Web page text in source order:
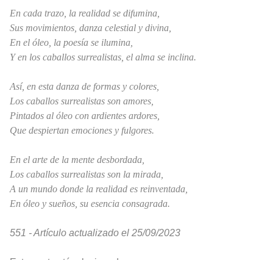
En cada trazo, la realidad se difumina,
Sus movimientos, danza celestial y divina,
En el óleo, la poesía se ilumina,
Y en los caballos surrealistas, el alma se inclina.
Así, en esta danza de formas y colores,
Los caballos surrealistas son amores,
Pintados al óleo con ardientes ardores,
Que despiertan emociones y fulgores.
En el arte de la mente desbordada,
Los caballos surrealistas son la mirada,
A un mundo donde la realidad es reinventada,
En óleo y sueños, su esencia consagrada.
551 - Artículo actualizado el 25/09/2023